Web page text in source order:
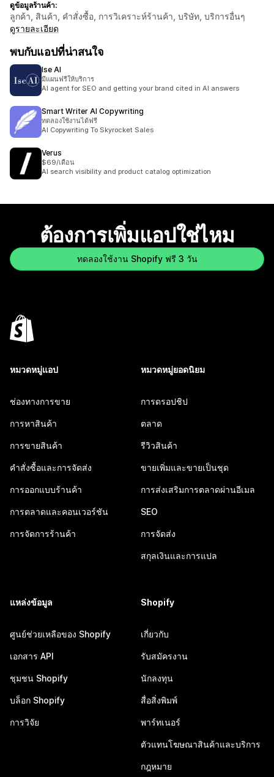
ดูข้อมูลร้านค้า:
ลูกค้า, สินค้า, คำสั่งซื้อ, การวิเคราะห์ร้านค้า, บริษัท, บริการอื่นๆ
ดูรายละเอียด
พบกับแอปที่น่าสนใจ
Ise AI
มีแผนฟรีให้บริการ
AI agent for SEO and getting your brand cited in AI answers
Smart Writer AI Copywriting
ทดลองใช้งานได้ฟรี
AI Copywriting To Skyrocket Sales
Verus
$69/เดือน
AI search visibility and product catalog optimization
ต้องการเพิ่มแอปใช่ไหม
ทดลองใช้งาน Shopify ฟรี 3 วัน
หมวดหมู่แอป
ช่องทางการขาย
การหาสินค้า
การขายสินค้า
คำสั่งซื้อและการจัดส่ง
การออกแบบร้านค้า
การตลาดและคอนเวอร์ชัน
การจัดการร้านค้า
หมวดหมู่ยอดนิยม
การดรอปชิป
ตลาด
รีวิวสินค้า
ขายเพิ่มและขายเป็นชุด
การส่งเสริมการตลาดผ่านอีเมล
SEO
การจัดส่ง
สกุลเงินและการแปล
แหล่งข้อมูล
ศูนย์ช่วยเหลือของ Shopify
เอกสาร API
ชุมชน Shopify
บล็อก Shopify
การวิจัย
Shopify
เกี่ยวกับ
รับสมัครงาน
นักลงทุน
สื่อสิ่งพิมพ์
พาร์ทเนอร์
ตัวแทนโฆษณาสินค้าและบริการ
กฎหมาย